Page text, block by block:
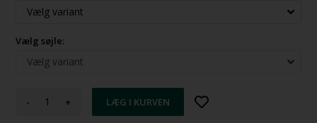
Vælg søjle:
- +